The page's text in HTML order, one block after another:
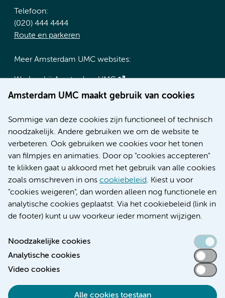
Amsterdam UMC maakt gebruik van cookies
Sommige van deze cookies zijn functioneel of technisch
noodzakelijk. Andere gebruiken we om de website te
verbeteren. Ook gebruiken we cookies voor het tonen
van filmpjes en animaties. Door op "cookies accepteren"
te klikken gaat u akkoord met het gebruik van alle cookies
zoals omschreven in ons cookiebeleid. Kiest u voor
"cookies weigeren", dan worden alleen nog functionele en
analytische cookies geplaatst. Via het cookiebeleid (link in
de footer) kunt u uw voorkeur ieder moment wijzigen.
Noodzakelijke cookies
Analytische cookies
Video cookies
Alle cookies toestaan
Telefoon:
(020) 444 4444
Route en parkeren
Meer Amsterdam UMC websites:
Werken bij Amsterdam UMC
Over Amsterdam UMC
Research
Educatie locatie AMC
Educatie locatie VUmc
Verwijzen & diagnostiek
Toegankelijkheidsverklaring
Responsible disclosure